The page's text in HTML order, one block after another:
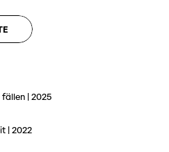
Explorer. Veuillez
navigateur.
fällen | 2025
| 2022